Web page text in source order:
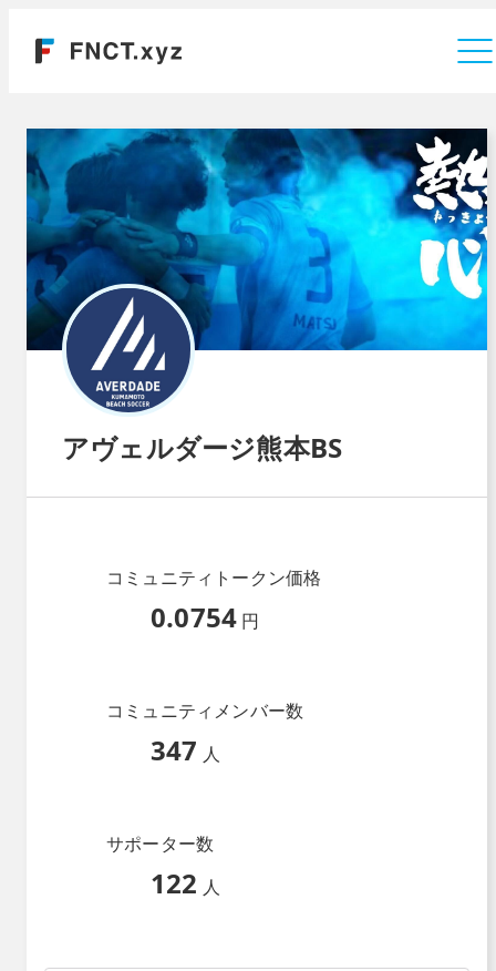
アヴェルダージ熊本BS
コミュニティトークン価格
0.0754 円
コミュニティメンバー数
347 人
サポーター数
122 人